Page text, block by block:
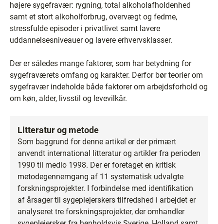
højere sygefravær: rygning, total alkoholafholdenhed
samt et stort alkoholforbrug, overvægt og fedme,
stressfulde episoder i privatlivet samt lavere
uddannelsesniveauer og lavere erhvervsklasser.
Der er således mange faktorer, som har betydning for
sygefraværets omfang og karakter. Derfor bør teorier om
sygefravær indeholde både faktorer om arbejdsforhold og
om køn, alder, livsstil og levevilkår.
Litteratur og metode
Som baggrund for denne artikel er der primært
anvendt international litteratur og artikler fra perioden
1990 til medio 1998. Der er foretaget en kritisk
metodegennemgang af 11 systematisk udvalgte
forskningsprojekter. I forbindelse med identifikation
af årsager til sygeplejerskers tilfredshed i arbejdet er
analyseret tre forskningsprojekter, der omhandler